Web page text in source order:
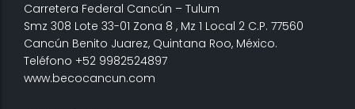
Carretera Federal Cancún – Tulum
Smz 308 Lote 33-01 Zona 8 , Mz 1 Local 2 C.P. 77560
Cancún Benito Juarez, Quintana Roo, México.
Teléfono +52 9982524897
www.becocancun.com